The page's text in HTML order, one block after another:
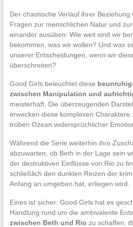
Der chaotische Verlauf ihrer Beziehung
Fragen zur menschlichen Natur und
einander ausüben. Wie weit sind wir
bekommen, was wir wollen? Und was
unserer Entscheidungen, wenn wir
überschreiten?
Good Girls beleuchtet diese
zwischen Manipulation und
meisterhaft. Die überzeugenden
erwecken diese komplexen Charaktere
trüben Ozean widersprüchlicher
Während die Serie weiterhin ihre
abzuwarten, ob Beth in der Lage sein
der destruktiven Einflüsse von Rio zu
schließlich den dunklen Reizen der
Anfang an umgeben hat, erliegen wird.
Eines ist sicher: Good Girls hat es
Handlung rund um die ambivalente
zwischen Beth und Rio zu schaffen,